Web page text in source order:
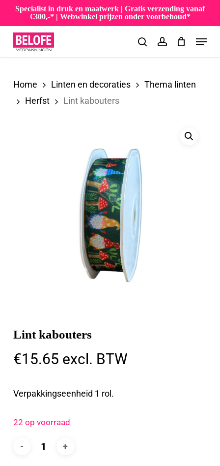
Skip
main
content
Specialist in druk en maatwerk | Gratis verzending vanaf
€300,-* | Webwinkel prijzen onder voorbehoud*
searchaccount
Menu
Home Linten en decoraties
Thema linten
Herfst
Lint kabouters
Lint kabouters
€15.65 excl. BTW
Verpakkingseenheid 1 rol.
22 op voorraad